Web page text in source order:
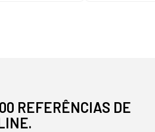
REFERÊNCIAS DE